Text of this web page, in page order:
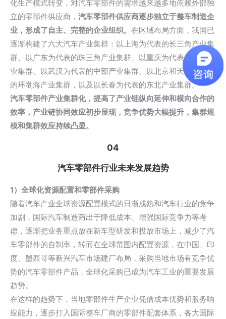
化生产模式转变，对汽车零部件的需求越来越多地依赖外部独
立的零部件供应商， 汽车零部件供应商逐步独立于整车制造企
业，形成了自主、完整的企业组织。 在区域布局方面，我国已
逐渐构建了六大汽车产业集群：以上海为代表的长三角产业集
群、以广东为代表的珠三角产业集群、以重庆为代表的西南产
业集群、以武汉为代表的中部产业集群、以北京和天津为代表
的环渤海产业集群，以及以长春为代表的东北产业集群。
汽车零部件产业集群化，提高了产业链纵向延伸和横向合作的
效率，产业链协同效应初步显现，竞争优势大幅提升，集群规
模和集群效应持续凸显。
04
汽车零部件行业未来发展趋势
1）全球化资源配置和零部件采购
随着汽车产业全球资源配置模式的日渐成熟和汽车行业的竞争
加剧，国际汽车制造商出于降低成本、增强国际竞争力等考
虑，逐渐把业务重点放在新车型研发和投放市场上，减少了汽
车零部件的自制率，转而在全球范围内配置资源，在中国、印
度、墨西哥等新兴汽车市场建厂布局，采购当地市场有竞争优
势的汽车零部件产品，全球化采购已成为汽车工业的重要发展
趋势。
在这样的趋势下，当地零部件生产企业凭借成本优势和服务响
应能力，逐步打入国际整车厂商的零部件配套体系，各大国际